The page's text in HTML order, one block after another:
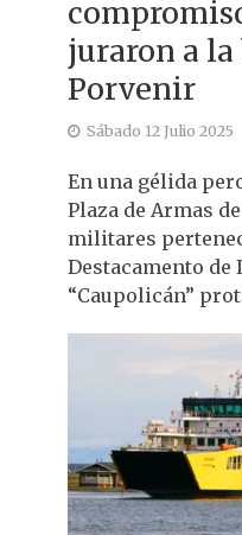
juraron a la
Porvenir
Sábado 12 Julio 2025
En una gélida
Plaza de Armas
militares
Destacamento de
“Caupolicán”